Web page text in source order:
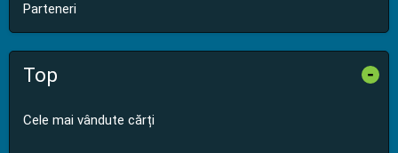
Parteneri
Top -
Cele mai vândute cărți